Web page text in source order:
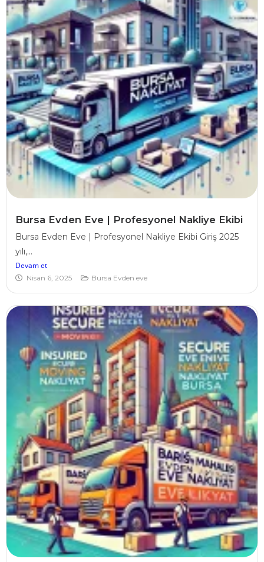
Bursa Evden Eve | Profesyonel Nakliye Ekibi
Bursa Evden Eve | Profesyonel Nakliye Ekibi Giriş 2025
yılı,...
Devam et
Nisan 6, 2025 Bursa Evden eve